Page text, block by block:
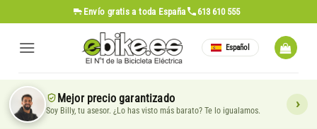
al
contenido
Envío gratis a toda España 613 610 555
Español
Mejor precio garantizado
Soy Billy, tu asesor. ¿Lo has visto más barato? Te lo igualamos.